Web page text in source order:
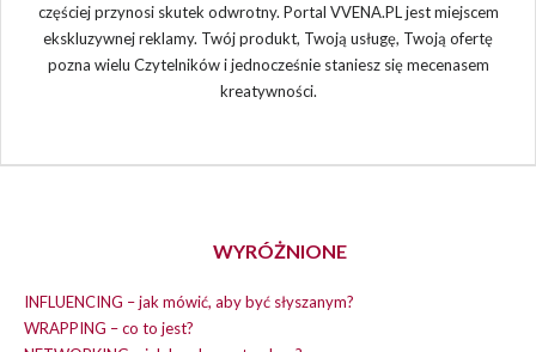
częściej przynosi skutek odwrotny. Portal VVENA.PL jest miejscem
ekskluzywnej reklamy. Twój produkt, Twoją usługę, Twoją ofertę
pozna wielu Czytelników i jednocześnie staniesz się mecenasem
kreatywności.
WYRÓŻNIONE
INFLUENCING – jak mówić, aby być słyszanym?
WRAPPING – co to jest?